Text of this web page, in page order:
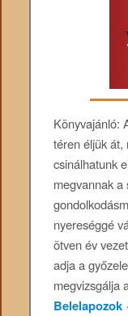
Könyvajánló:
téren éljük át,
csinálhatunk
megvannak a
nyereséggé
ötven év
adja a
megvizsgálja
Belelapozok